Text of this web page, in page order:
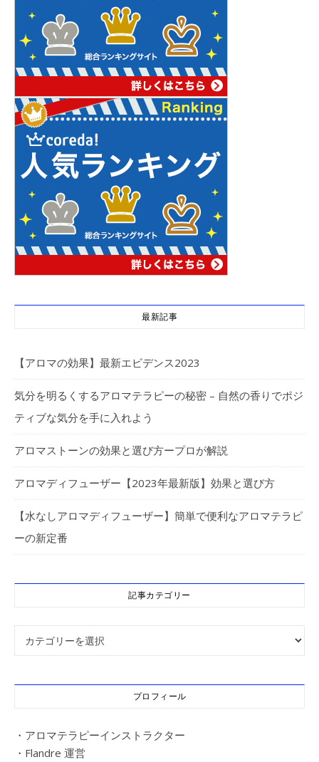
最新記事
【アロマの効果】最新エビデンス2023
気分を明るくするアロマテラピーの秘密 – 自然の香りでポジ
ティブな気分を手に入れよう
アロマストーンの効果と選び方ープロが解説
アロマディフューザー【2023年最新版】効果と選び方
【水なしアロマディフューザー】簡単で便利なアロマテラピ
ーの新定番
記事カテゴリー
記事カテゴリー
プロフィール
・アロマテラピーインストラクター
・Flandre 運営